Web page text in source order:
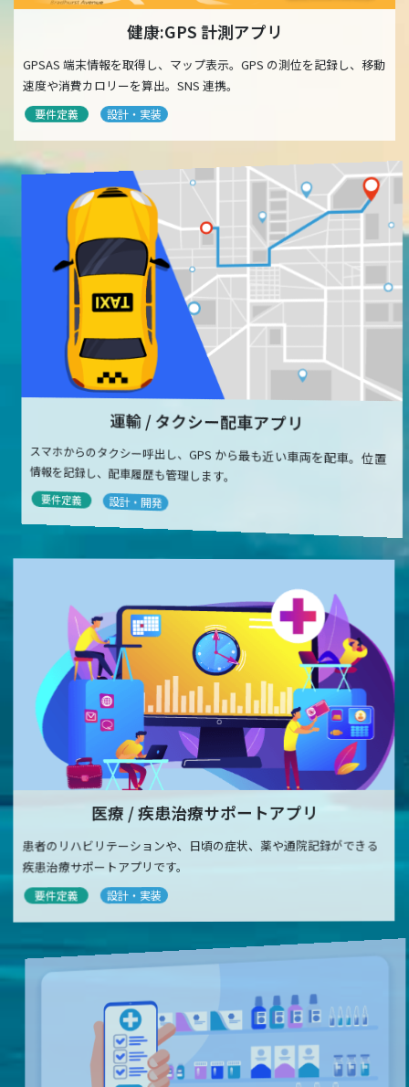
健康:GPS 計測アプリ
GPSAS 端末情報を取得し、マップ表示。GPS の測位を記録し、移動
速度や消費カロリーを算出。SNS 連携。
要件定義 設計・実装
運輸 / タクシー配車アプリ
スマホからのタクシー呼出し、GPS から最も近い車両を配車。位置
情報を記録し、配車履歴も管理します。
要件定義 設計・開発
医療 / 疾患治療サポートアプリ
患者のリハビリテーションや、日頃の症状、薬や通院記録ができる
疾患治療サポートアプリです。
要件定義 設計・実装